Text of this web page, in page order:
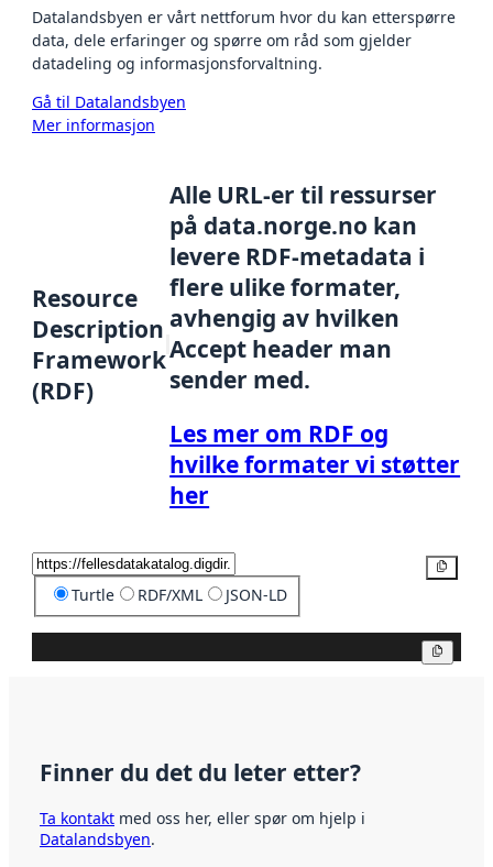
Datalandsbyen er vårt nettforum hvor du kan etterspørre
data, dele erfaringer og spørre om råd som gjelder
datadeling og informasjonsforvaltning.
Gå til Datalandsbyen
Mer informasjon
Resource
Description
Framework
(RDF)
Alle URL-er til ressurser
på data.norge.no kan
levere RDF-metadata i
flere ulike formater,
avhengig av hvilken
Accept header man
sender med.
Les mer om RDF og
hvilke formater vi støtter
her
Turtle RDF/XML JSON-LD
Finner du det du leter etter?
Ta kontakt med oss her, eller spør om hjelp i
Datalandsbyen.